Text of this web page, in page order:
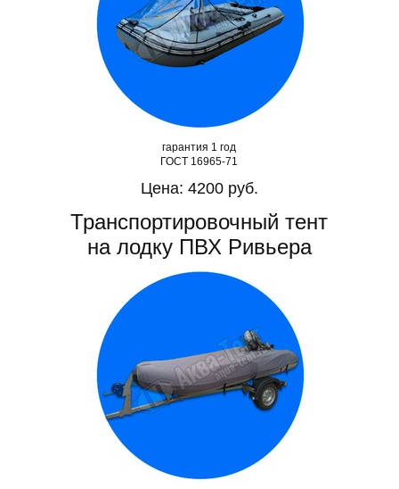
гарантия 1 год
ГОСТ 16965-71
Цена: 4200 руб.
Транспортировочный тент
на лодку ПВХ Ривьера